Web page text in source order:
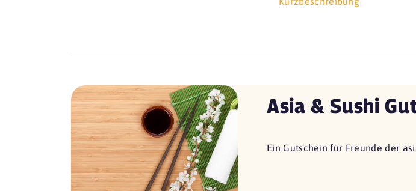
Asia & Sushi
Ein Gutschein für Freunde der